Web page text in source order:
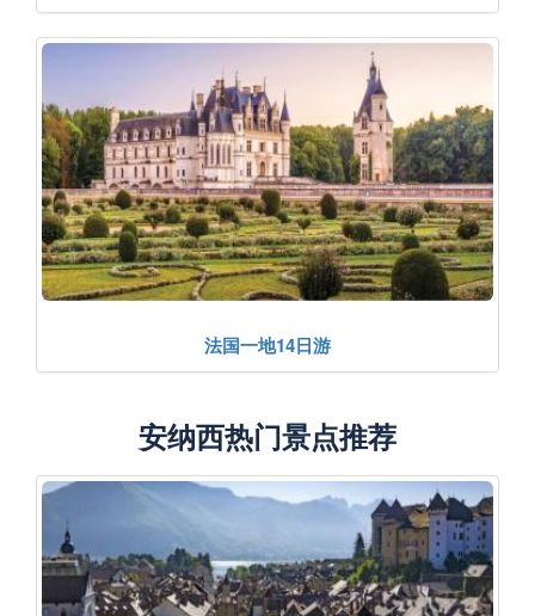
法国一地14日游
安纳西热门景点推荐